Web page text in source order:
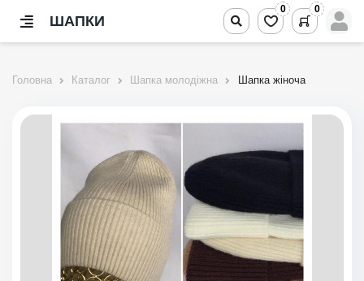
ШАПКИ
0 0
Головна Каталог Шапка молодіжна Шапка жіноча